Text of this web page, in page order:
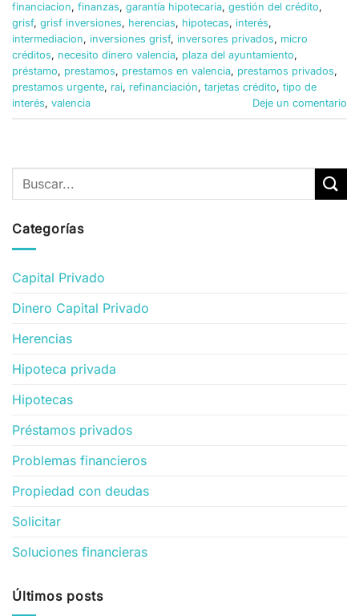
financiacion, finanzas, garantía hipotecaria, gestión del crédito,
grisf, grisf inversiones, herencias, hipotecas, interés,
intermediacion, inversiones grisf, inversores privados, micro
créditos, necesito dinero valencia, plaza del ayuntamiento,
préstamo, prestamos, prestamos en valencia, prestamos privados,
prestamos urgente, rai, refinanciación, tarjetas crédito, tipo de
interés, valencia Deje un comentario
Categorías
Capital Privado
Dinero Capital Privado
Herencias
Hipoteca privada
Hipotecas
Préstamos privados
Problemas financieros
Propiedad con deudas
Solicitar
Soluciones financieras
Últimos posts